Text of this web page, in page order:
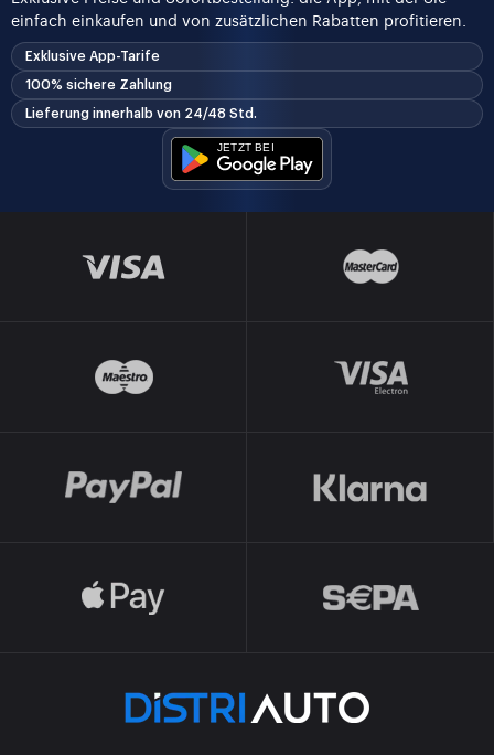
einfach einkaufen und von zusätzlichen Rabatten profitieren.
Exklusive App-Tarife
100% sichere Zahlung
Lieferung innerhalb von 24/48 Std.